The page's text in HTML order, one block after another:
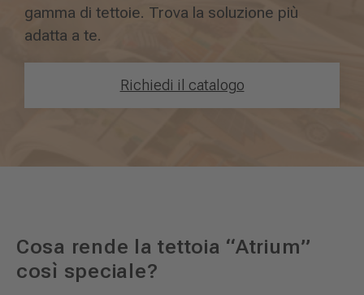
gamma di tettoie. Trova la soluzione più
adatta a te.
Richiedi il catalogo
Cosa rende la tettoia “Atrium”
così speciale?